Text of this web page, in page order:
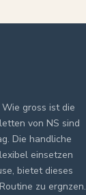
gross ist die
von NS sind
Die handliche
einsetzen
bietet dieses
zu ergnzen.